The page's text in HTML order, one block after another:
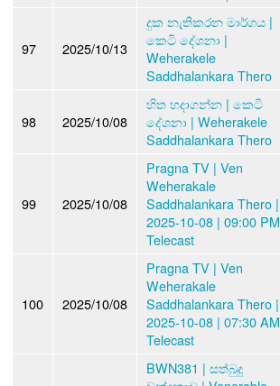
97 2025/10/13
දුක නැතිකරන මාර්ගය |
කෙටි දේශනා |
Weherakele
Saddhalankara Thero
98 2025/10/08
හිත හදාගන්න | කෙටි
දේශනා | Weherakele
Saddhalankara Thero
99 2025/10/08
Pragna TV | Ven
Weherakale
Saddhalankara Thero |
2025-10-08 | 09:00 PM
Telecast
100 2025/10/08
Pragna TV | Ven
Weherakale
Saddhalankara Thero |
2025-10-08 | 07:30 AM
Telecast
BWN381 | සත්බුදු